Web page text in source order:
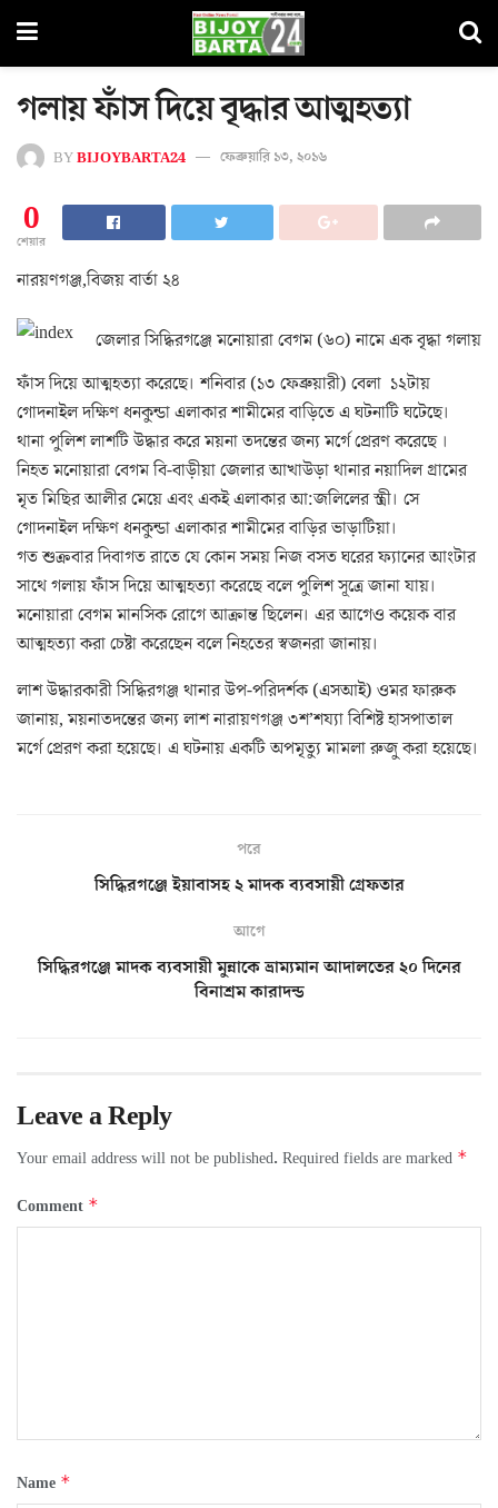
গলায় ফাঁস দিয়ে বৃদ্ধার আত্মহত্যা
BYBIJOYBARTA24 ফেব্রুয়ারি ১৩, ২০১৬
0
শেয়ার
নারয়ণগঞ্জ,বিজয় বার্তা ২৪
জেলার সিদ্ধিরগঞ্জে মনোয়ারা বেগম (৬০) নামে এক বৃদ্ধা গলায়
ফাঁস দিয়ে আত্মহত্যা করেছে। শনিবার (১৩ ফেব্রুয়ারী) বেলা ১২টায়
গোদনাইল দক্ষিণ ধনকুন্ডা এলাকার শামীমের বাড়িতে এ ঘটনাটি ঘটেছে।
থানা পুলিশ লাশটি উদ্ধার করে ময়না তদন্তের জন্য মর্গে প্রেরণ করেছে ।
নিহত মনোয়ারা বেগম বি-বাড়ীয়া জেলার আখাউড়া থানার নয়াদিল গ্রামের
মৃত মিছির আলীর মেয়ে এবং একই এলাকার আ:জলিলের স্ত্রী। সে
গোদনাইল দক্ষিণ ধনকুন্ডা এলাকার শামীমের বাড়ির ভাড়াটিয়া।
গত শুক্রবার দিবাগত রাতে যে কোন সময় নিজ বসত ঘরের ফ্যানের আংটার
সাথে গলায় ফাঁস দিয়ে আত্মহত্যা করেছে বলে পুলিশ সূত্রে জানা যায়।
মনোয়ারা বেগম মানসিক রোগে আক্রান্ত ছিলেন। এর আগেও কয়েক বার
আত্মহত্যা করা চেষ্টা করেছেন বলে নিহতের স্বজনরা জানায়।
লাশ উদ্ধারকারী সিদ্ধিরগঞ্জ থানার উপ-পরিদর্শক (এসআই) ওমর ফারুক
জানায়, ময়নাতদন্তের জন্য লাশ নারায়ণগঞ্জ ৩শ’শয্যা বিশিষ্ট হাসপাতাল
মর্গে প্রেরণ করা হয়েছে। এ ঘটনায় একটি অপমৃত্যু মামলা রুজু করা হয়েছে।
পরে
সিদ্ধিরগঞ্জে ইয়াবাসহ ২ মাদক ব্যবসায়ী গ্রেফতার
আগে
সিদ্ধিরগঞ্জে মাদক ব্যবসায়ী মুন্নাকে ভ্রাম্যমান আদালতের ২০ দিনের
বিনাশ্রম কারাদন্ড
Leave a Reply
Your email address will not be published. Required fields are marked *
Comment *
Name *